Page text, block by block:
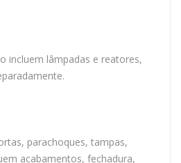
incluem lâmpadas e reatores,
parachoques, tampas,
acabamentos, fechadura,